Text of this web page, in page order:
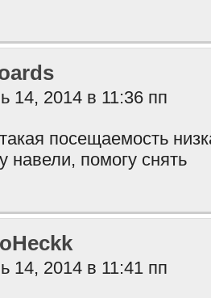
14, 2014 в 11:36 пп
посещаемость
навели, помогу снять
14, 2014 в 11:41 пп